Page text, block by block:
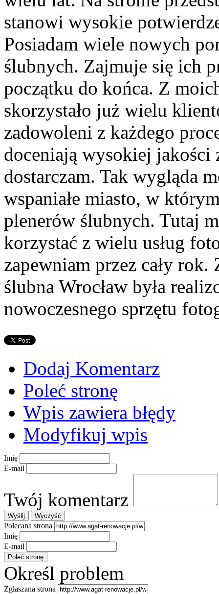
stanowi wysokie
Posiadam wiele nowych
ślubnych. Zajmuje się ich
początku do końca. Z
skorzystało już wielu
zadowoleni z każdego
doceniają wysokiej
dostarczam. Tak wygląda
wspaniałe miasto, w
plenerów ślubnych. Tutaj
korzystać z wielu usług
zapewniam przez cały
ślubna Wrocław była
nowoczesnego sprzętu
Dodaj Komentarz
Poleć stronę
Wpis zawiera błędy
Modyfikuj wpis
Imię
E-mail
Twój komentarz
Polecana strona
Imię
E-mail
Określ problem
Zgłaszana strona